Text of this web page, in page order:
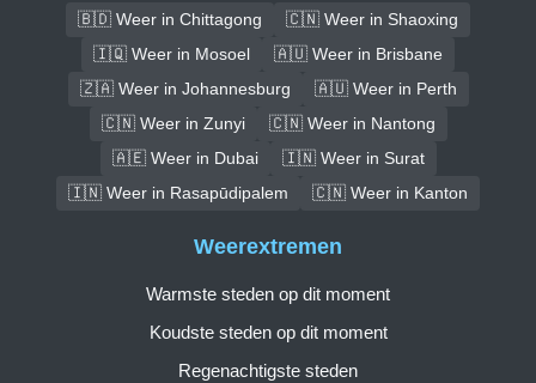
🇧🇩 Weer in Chittagong
🇨🇳 Weer in Shaoxing
🇮🇶 Weer in Mosoel
🇦🇺 Weer in Brisbane
🇿🇦 Weer in Johannesburg
🇦🇺 Weer in Perth
🇨🇳 Weer in Zunyi
🇨🇳 Weer in Nantong
🇦🇪 Weer in Dubai
🇮🇳 Weer in Surat
🇮🇳 Weer in Rasapūdipalem
🇨🇳 Weer in Kanton
Weerextremen
Warmste steden op dit moment
Koudste steden op dit moment
Regenachtigste steden